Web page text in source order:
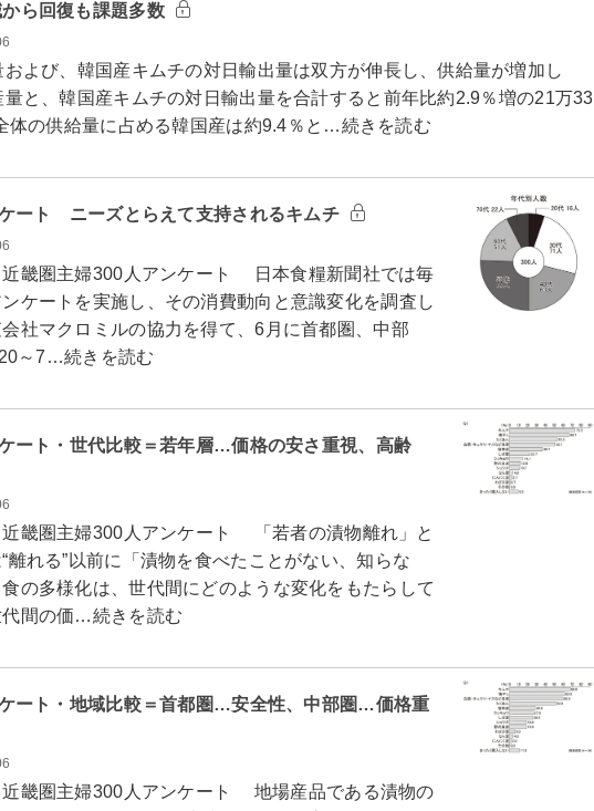
ら回復も課題多数
よび、韓国産キムチの対日輸出量は双方が伸長し、供給量が増加し
と、韓国産キムチの対日輸出量を合計すると前年比約2.9％増の21万33
体の供給量に占める韓国産は約9.4％と…続きを読む
ート ニーズとらえて支持されるキムチ
畿圏主婦300人アンケート 日本食糧新聞社では毎
ケートを実施し、その消費動向と意識変化を調査し
社マクロミルの協力を得て、6月に首都圏、中部
～7…続きを読む
ート・世代比較＝若年層…価格の安さ重視、高齢
畿圏主婦300人アンケート 「若者の漬物離れ」と
離れる”以前に「漬物を食べたことがない、知らな
の多様化は、世代間にどのような変化をもたらして
間の価…続きを読む
ート・地域比較＝首都圏…安全性、中部圏…価格重
畿圏主婦300人アンケート 地場産品である漬物の